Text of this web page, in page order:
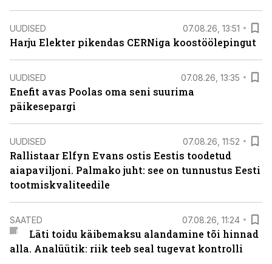
UUDISED 07.08.26, 13:51
Harju Elekter pikendas CERNiga koostöölepingut
UUDISED 07.08.26, 13:35
Enefit avas Poolas oma seni suurima
päikesepargi
UUDISED 07.08.26, 11:52
Rallistaar Elfyn Evans ostis Eestis toodetud
aiapaviljoni. Palmako juht: see on tunnustus Eesti
tootmiskvaliteedile
SAATED 07.08.26, 11:24
Läti toidu käibemaksu alandamine tõi hinnad
alla. Analüütik: riik teeb seal tugevat kontrolli